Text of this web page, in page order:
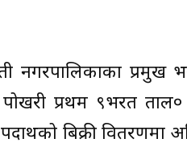
नगरपालिकाका प्रमुख
प्रथम ९भरत ताल०
बिक्री वितरणमा